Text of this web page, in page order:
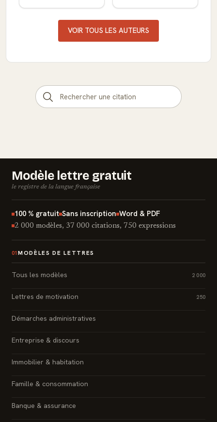
VOIR TOUS LES AUTEURS
Modèle lettre gratuit
le registre de la langue française
100 % gratuit Sans inscription Word & PDF
2 000 modèles, 37 000 citations, 750 expressions
01 MODÈLES DE LETTRES
Tous les modèles 2 000
Lettres de motivation 250
Démarches administratives
Entreprise & discours
Immobilier & habitation
Famille & consommation
Banque & assurance